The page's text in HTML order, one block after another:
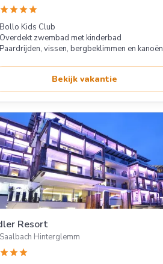
starstarstarstar
Bollo Kids Club
Overdekt zwembad met kinderbad
Paardrijden, vissen, bergbeklimmen en kanoën
Bekijk vakantie
Resort
Saalbach Hinterglemm
starstarstar